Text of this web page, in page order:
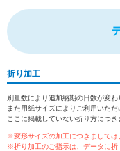
折り加工
刷量数により追加納期の日数が変わ
また用紙サイズによりご利用いただ
ここに掲載していない折り方につ
※変形サイズの加工につきましては
※折り加工のご指示は、データに折